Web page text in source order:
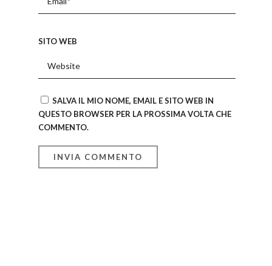
SITO WEB
SALVA IL MIO NOME, EMAIL E SITO WEB IN
QUESTO BROWSER PER LA PROSSIMA VOLTA CHE
COMMENTO.